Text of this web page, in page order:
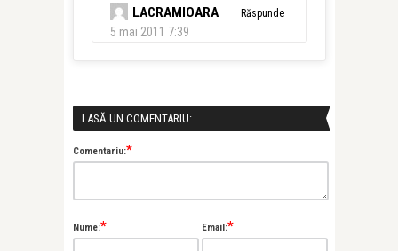
LACRAMIOARA
5 mai 2011 7:39
Răspunde
LASĂ UN COMENTARIU:
Comentariu:*
Nume:* Email:*